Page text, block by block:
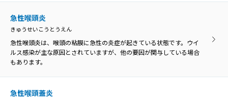
い、異物によってのどが傷つくと、膿がたまって感染を引き起こす原
因になることがあります。
口腔乾燥症
こうくうかんそうしょう
ドライマウスとも呼ばれています。
急性喉頭炎
きゅうせいこうとうえん
急性喉頭炎は、喉頭の粘膜に急性の炎症が起きている状態です。ウイ
ルス感染が主な原因とされていますが、他の要因が関与している場合
もあります。
急性喉頭蓋炎